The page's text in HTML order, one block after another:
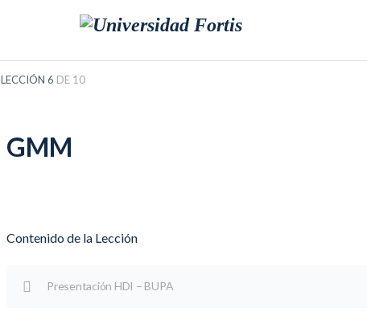
GMM
LECCIÓN 6 DE 10
GMM
Contenido de la Lección
Presentación HDI – BUPA